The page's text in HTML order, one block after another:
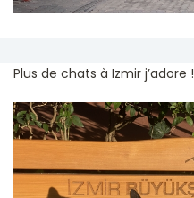
Plus de chats à Izmir j’adore !